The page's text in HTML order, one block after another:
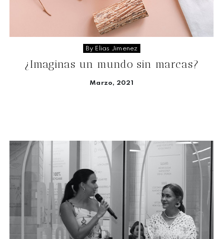
By Elias Jimenez
¿Imaginas un mundo sin marcas?
Marzo, 2021